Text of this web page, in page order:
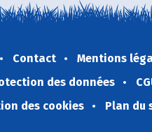
Contact
Mentions
des données
des cookies
Plan du